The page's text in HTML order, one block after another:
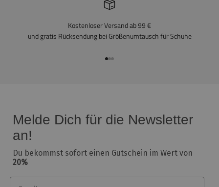
Kostenloser Versand ab 99 €
und gratis Rücksendung bei Größenumtausch für Schuhe
In den Artikel gehen 1
In den Artikel gehen 2
In den Artikel gehen 3
Melde Dich für die Newsletter
an!
Du bekommst sofort einen Gutschein im Wert von
20%
Email